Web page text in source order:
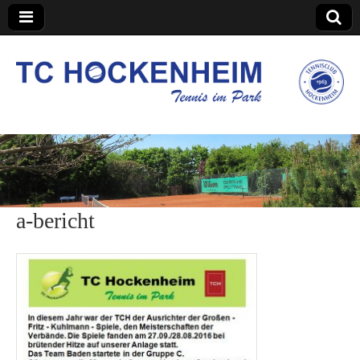
TC Hockenheim
a-bericht